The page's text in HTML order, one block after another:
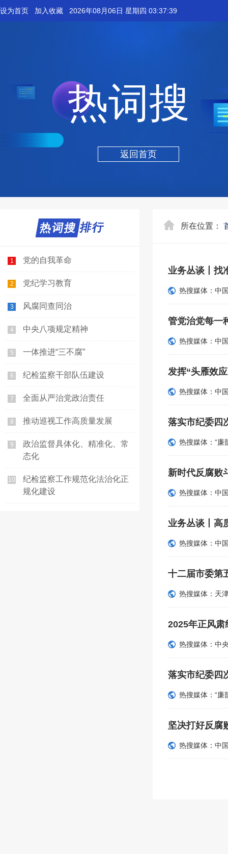
设为首页 加入收藏 2026年08月06日 星期四 03:37:39
热词搜
返回首页
热词搜排行
热词搜
1 党的自我革命
2 党纪学习教育
3 风腐同查同治
4 中央八项规定精神
5 一体推进“三不腐”
6 纪检监察干部队伍建设
7 全面从严治党政治责任
8 推动巡视工作高质量发展
9
政治监督具体化、精准化、常
态化
10
纪检监察工作规范化法治化正
规化建设
所在位置：
业务丛谈丨找
热搜媒体：中
管党治党每一
热搜媒体：中
发挥“头雁效
热搜媒体：中
落实市纪委四
热搜媒体：“廉
新时代反腐败
热搜媒体：中
业务丛谈丨高
热搜媒体：中
十二届市委第
热搜媒体：天
2025年正风肃
热搜媒体：中
落实市纪委四
热搜媒体：“廉
坚决打好反腐
热搜媒体：中